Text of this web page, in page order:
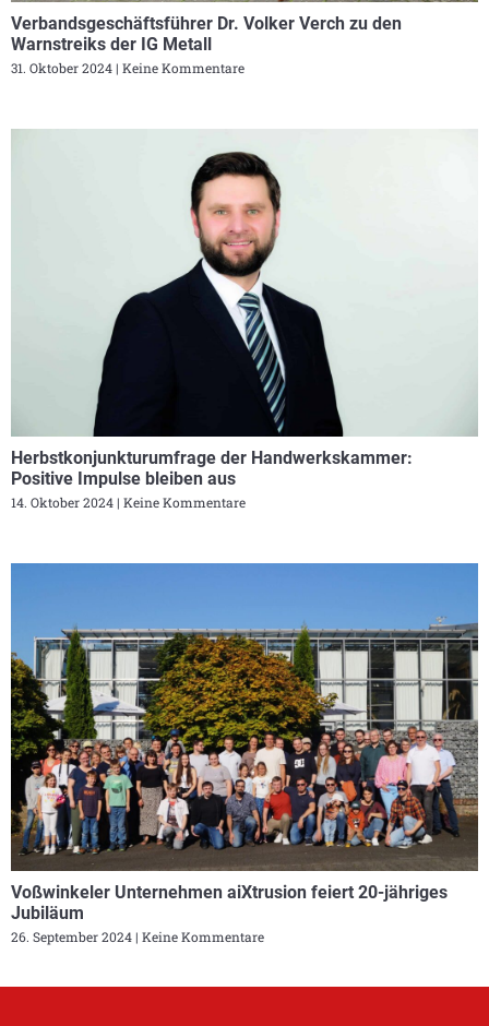
Verbandsgeschäftsführer Dr. Volker Verch zu den
Warnstreiks der IG Metall
31. Oktober 2024 Keine Kommentare
Herbstkonjunkturumfrage der Handwerkskammer:
Positive Impulse bleiben aus
14. Oktober 2024 Keine Kommentare
Voßwinkeler Unternehmen aiXtrusion feiert 20-jähriges
Jubiläum
26. September 2024 Keine Kommentare